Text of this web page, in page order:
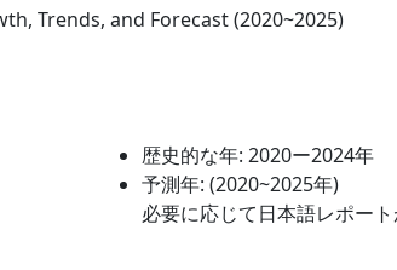
Trends, and Forecast (2020~2025)
歴史的な年: 2020ー2024年
予測年: (2020~2025年)
必要に応じて日本語レポー